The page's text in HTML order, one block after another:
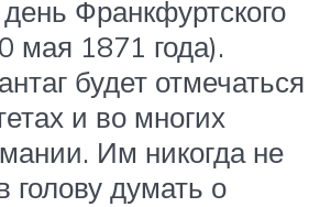
Франкфуртского
мая 1871 года).
будет отмечаться
и ​​во многих
Им никогда не
голову думать о